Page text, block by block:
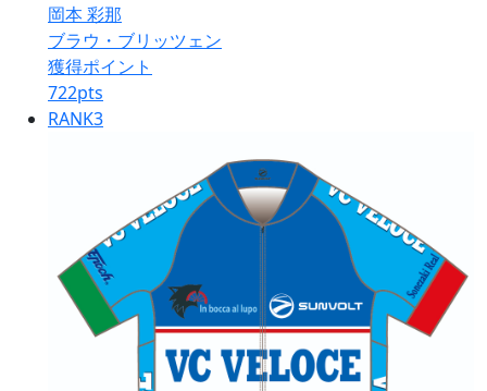
岡本 彩那
ブラウ・ブリッツェン
獲得ポイント
722pts
RANK3